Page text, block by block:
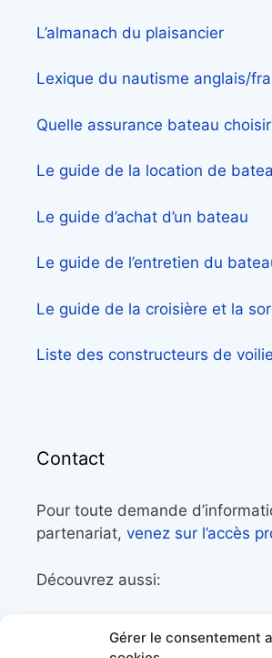
Gérer le consentement
L’almanach du plaisancier
Lexique du nautisme anglais/
Quelle assurance bateau
Le guide de la location de
Le guide d’achat d’un bateau
Le guide de l’entretien du
Le guide de la croisière et la
Liste des constructeurs de
Contact
Pour toute demande
partenariat, venez sur l’accès
Découvrez aussi:
librairie maritime